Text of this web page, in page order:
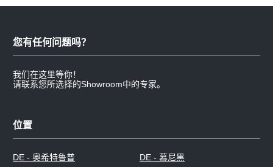
您有任何问题吗？
我们在这里等你！
请联系您所选择的Showroom中的专家。
位置
DE - 奥希特鲁普
DE - 慕尼黑